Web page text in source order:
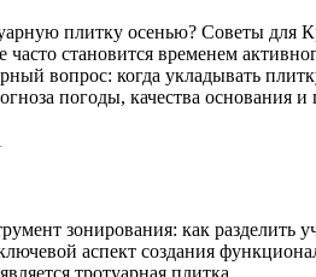
плитку осенью? Советы для
часто становится временем
вопрос: когда укладывать
погоды, качества основания
зонирования: как
аспект создания
тротуарная плитка.